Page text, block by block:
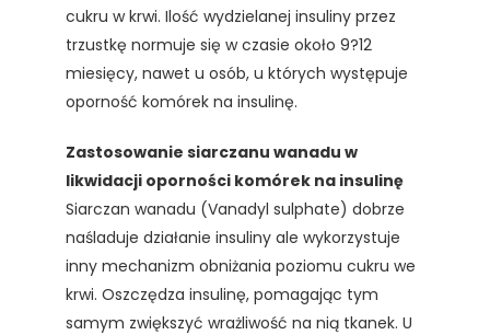
cukru w krwi. Ilość wydzielanej insuliny przez
trzustkę normuje się w czasie około 9?12
miesięcy, nawet u osób, u których występuje
oporność komórek na insulinę.
Zastosowanie siarczanu wanadu w
likwidacji oporności komórek na insulinę
Siarczan wanadu (Vanadyl sulphate) dobrze
naśladuje działanie insuliny ale wykorzystuje
inny mechanizm obniżania poziomu cukru we
krwi. Oszczędza insulinę, pomagając tym
samym zwiększyć wrażliwość na nią tkanek. U